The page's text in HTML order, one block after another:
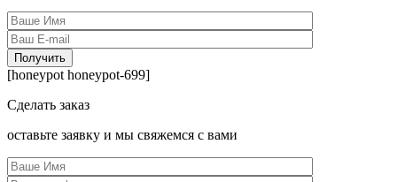
[honeypot honeypot-699]
Сделать заказ
оcтавьте заявку и мы свяжемся с вами